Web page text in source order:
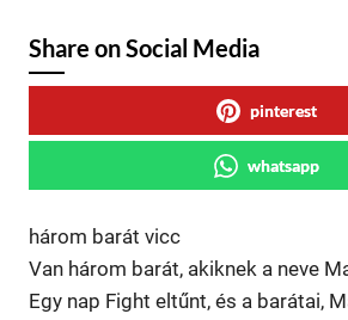
Share on Social Media
pinterest
whatsapp
három barát vicc
Van három barát, akiknek a neve
Egy nap Fight eltűnt, és a barátai,